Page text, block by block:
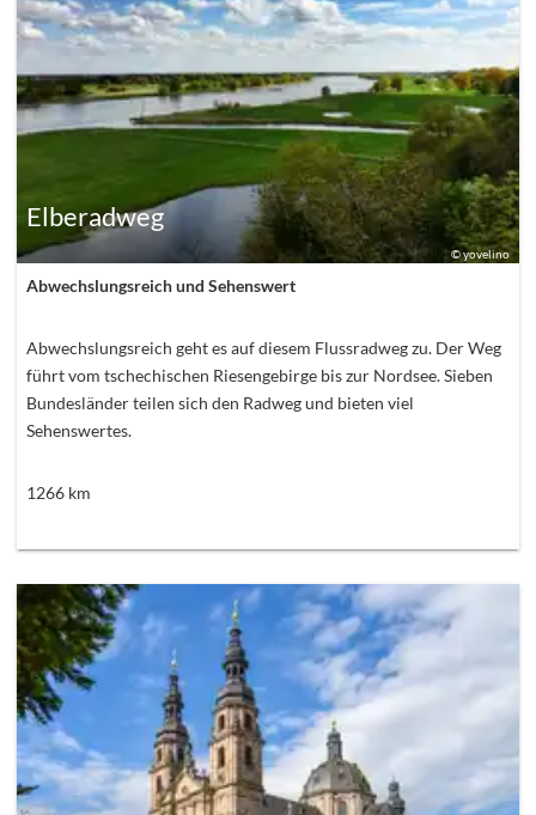
©yovelino
Elberadweg
Abwechslungsreich und Sehenswert
Abwechslungsreich geht es auf diesem Flussradweg zu. Der Weg
führt vom tschechischen Riesengebirge bis zur Nordsee. Sieben
Bundesländer teilen sich den Radweg und bieten viel
Sehenswertes.
1266km